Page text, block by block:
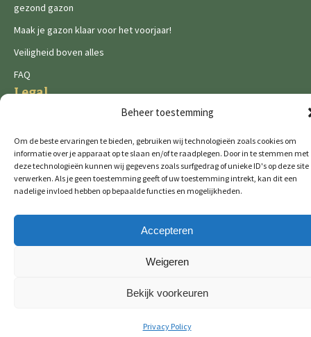
Beheer toestemming
Om de beste ervaringen te bieden, gebruiken wij technologieën zoals cookies om
informatie over je apparaat op te slaan en/of te raadplegen. Door in te stemmen met
deze technologieën kunnen wij gegevens zoals surfgedrag of unieke ID's op deze site
verwerken. Als je geen toestemming geeft of uw toestemming intrekt, kan dit een
nadelige invloed hebben op bepaalde functies en mogelijkheden.
Accepteren
Weigeren
Bekijk voorkeuren
Privacy Policy
gezond gazon
Maak je gazon klaar voor het voorjaar!
Veiligheid boven alles
FAQ
Legal
Cookies
De Wild brands:
© 2026 GTM ProfessionalAll rights reserved